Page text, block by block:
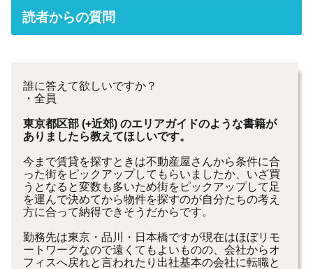
読者からの質問
誰に答えて欲しいですか？
・全員
東京都区部 (+近郊) のエリアガイドのような書籍が
ありましたら教えてほしいです。
今まで賃貸を探すときは不動産屋さんから条件に合
った街をピックアップしてもらいましたか、いざ買
うとなると変数も多いため街をピックアップして足
を運んで決めてから物件を探すのが自分たちの考え
方に合って納得できそうだからです。
勤務先は東京・品川・日本橋ですが現在はほぼリモ
ートワークなので遠くてもよいものの、会社からオ
フィスへ戻れと言われたり出社基本の会社に転職と